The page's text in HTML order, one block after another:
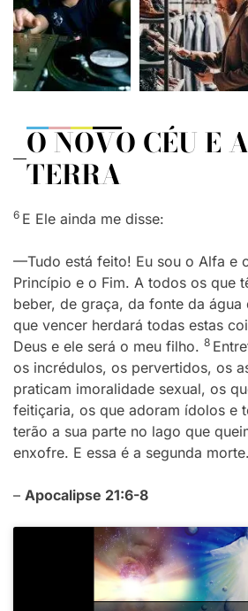
O NOVO CÉU E
TERRA
6 E Ele ainda me disse:
—Tudo está feito! Eu sou o Alfa e
Princípio e o Fim. A todos os que
beber, de graça, da fonte da água
que vencer herdará todas estas
Deus e ele será o meu filho. 8
os incrédulos, os pervertidos, os
praticam imoralidade sexual, os
feitiçaria, os que adoram ídolos e
terão a sua parte no lago que
enxofre. E essa é a segunda morte.
– Apocalipse 21:6-8